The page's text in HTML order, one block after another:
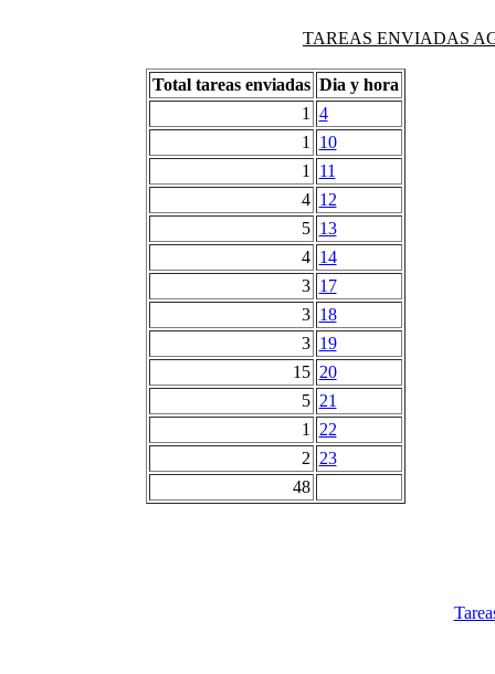
TAREAS ENVIADAS
Total tareas enviadas Dia y hora
1
4
1
10
1
11
4 12
5 13
4 14
3 17
3 18
3 19
15 20
5 21
1
22
2 23
48